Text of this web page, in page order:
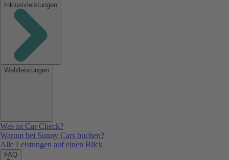
Inklusivleistungen
Wahlleistungen
Was ist Car Check?
Warum bei Sunny Cars buchen?
Alle Leistungen auf einen Blick
FAQ